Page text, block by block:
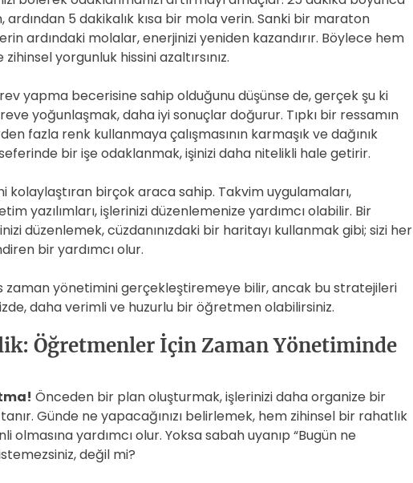
ardından 5 dakikalık kısa bir mola verin. Sanki bir maraton
ardındaki molalar, enerjinizi yeniden kazandırır. Böylece hem
yorgunluk hissini azaltırsınız.
yapma becerisine sahip olduğunu düşünse de, gerçek şu ki
yoğunlaşmak, daha iyi sonuçlar doğurur. Tıpkı bir ressamın
fazla renk kullanmaya çalışmasının karmaşık ve dağınık
bir işe odaklanmak, işinizi daha nitelikli hale getirir.
kolaylaştıran birçok araca sahip. Takvim uygulamaları,
yazılımları, işlerinizi düzenlemenize yardımcı olabilir. Bir
düzenlemek, cüzdanınızdaki bir haritayı kullanmak gibi; sizi her
bir yardımcı olur.
zaman yönetimini gerçekleştiremeye bilir, ancak bu stratejileri
daha verimli ve huzurlu bir öğretmen olabilirsiniz.
Öğretmenler İçin Zaman Yönetiminde
Önceden bir plan oluşturmak, işlerinizi daha organize bir
Günde ne yapacağınızı belirlemek, hem zihinsel bir rahatlık
olmasına yardımcı olur. Yoksa sabah uyanıp “Bugün ne
değil mi?